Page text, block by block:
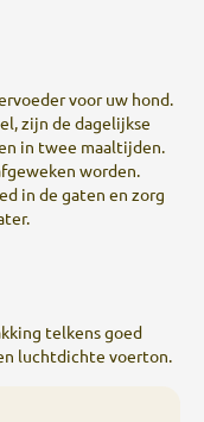
voor uw hond.
zijn de dagelijkse
in twee maaltijden.
worden.
in de gaten en zorg
telkens goed
luchtdichte voerton.